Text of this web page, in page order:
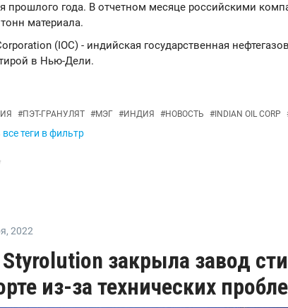
прошлого года. В отчетном месяце российскими
материала.
(IOC) - индийская государственная
в Нью-Дели.
#ПЭТ-ГРАНУЛЯТ #МЭГ #ИНДИЯ #НОВОСТЬ #INDIAN OIL CORP
теги в фильтр
, 2022
закрыла завод
из-за технических